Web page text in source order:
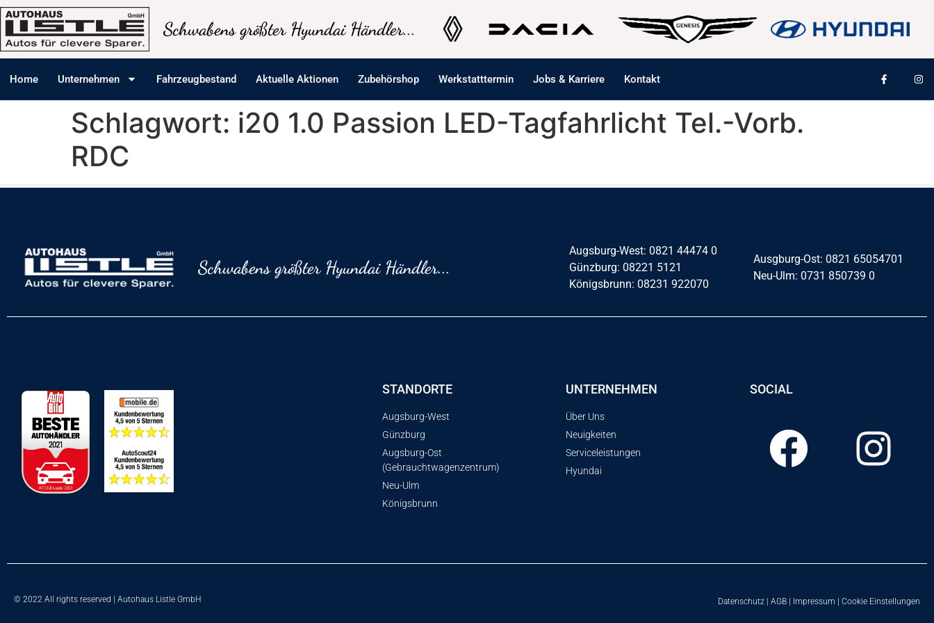
springen
Schwabens größter Hyundai Händler...
Home Unternehmen Fahrzeugbestand Aktuelle Aktionen Zubehörshop Werkstatttermin Jobs & Karriere Kontakt
Schlagwort: i20 1.0 Passion LED-Tagfahrlicht Tel.-Vorb.
RDC
Schwabens größter Hyundai Händler...
Augsburg-West: 0821 44474 0
Günzburg: 08221 5121
Königsbrunn: 08231 922070
Ausgburg-Ost: 0821 65054701
Neu-Ulm: 0731 850739 0
STANDORTE
Augsburg-West
Günzburg
Augsburg-Ost
(Gebrauchtwagenzentrum)
Neu-Ulm
Königsbrunn
UNTERNEHMEN
Über Uns
Neuigkeiten
Serviceleistungen
Hyundai
SOCIAL
© 2022 All rights reserved | Autohaus Listle GmbH Datenschutz AGB Impressum Cookie Einstellungen